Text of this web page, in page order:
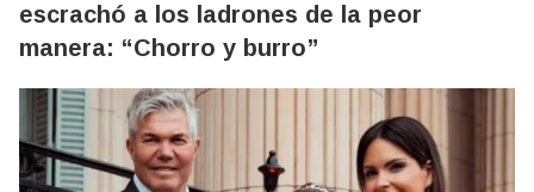
escrachó a los ladrones de la peor
manera: “Chorro y burro”